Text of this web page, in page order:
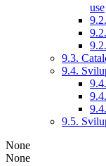
use
9.3.
9.4.
9.5.
None
None